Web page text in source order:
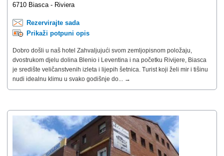
6710 Biasca - Riviera
Rezervirajte sada
Prikaži potpuni opis
Dobro došli u naš hotel Zahvaljujući svom zemljopisnom položaju,
dvostrukom djelu dolina Blenio i Leventina i na početku Rivijere, Biasca
je središte veličanstvenih izleta i lijepih šetnica. Turist koji želi mir i tišinu
nudi idealnu klimu u svako godišnje do... →